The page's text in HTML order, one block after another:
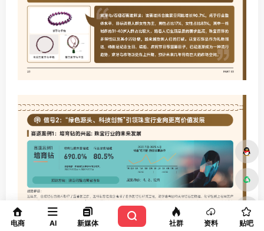
电商 AI 新媒体 社群 资料 贴吧